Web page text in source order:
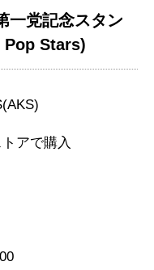
一党記念スタン
Stars)
アで購入